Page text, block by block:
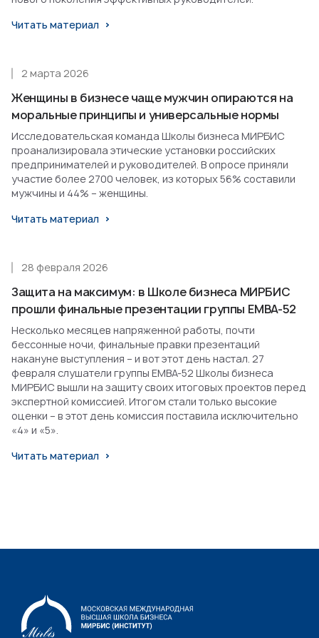
Читать материал
Женщины в бизнесе чаще мужчин опираются на
моральные принципы и универсальные нормы
2 марта 2026
Исследовательская команда Школы бизнеса МИРБИС
проанализировала этические установки российских
предпринимателей и руководителей. В опросе приняли
участие более 2700 человек, из которых 56% составили
мужчины и 44% – женщины.
Читать материал
Защита на максимум: в Школе бизнеса МИРБИС
прошли финальные презентации группы EMBA-52
28 февраля 2026
Несколько месяцев напряженной работы, почти
бессонные ночи, финальные правки презентаций
накануне выступления – и вот этот день настал. 27
февраля слушатели группы EMBA-52 Школы бизнеса
МИРБИС вышли на защиту своих итоговых проектов перед
экспертной комиссией. Итогом стали только высокие
оценки – в этот день комиссия поставила исключительно
«4» и «5».
Читать материал